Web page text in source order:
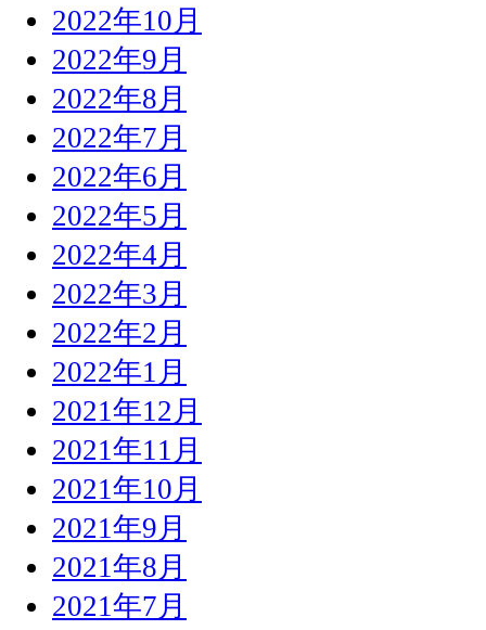
2022年10月
2022年9月
2022年8月
2022年7月
2022年6月
2022年5月
2022年4月
2022年3月
2022年2月
2022年1月
2021年12月
2021年11月
2021年10月
2021年9月
2021年8月
2021年7月